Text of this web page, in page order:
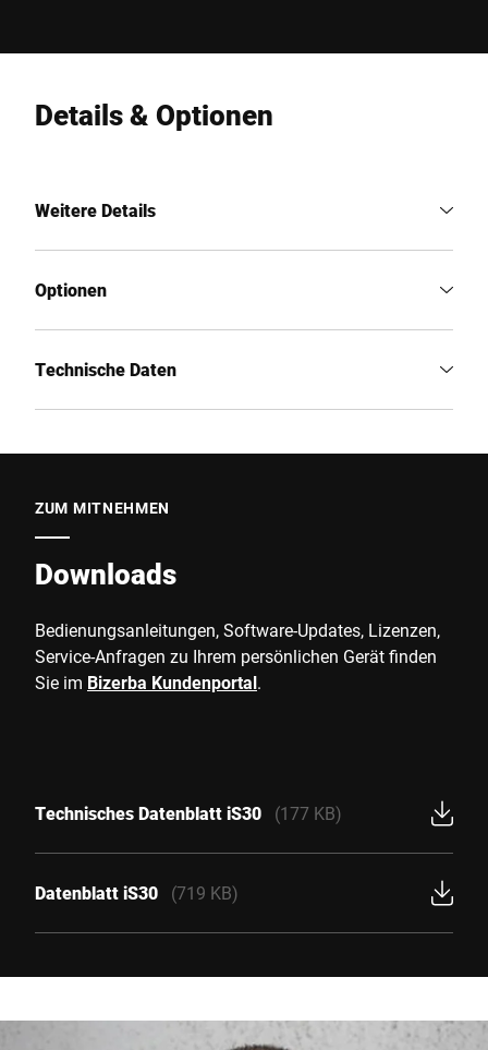
Details & Optionen
Weitere Details
Optionen
Technische Daten
ZUM MITNEHMEN
Downloads
Bedienungsanleitungen, Software-Updates, Lizenzen,
Service-Anfragen zu Ihrem persönlichen Gerät finden
Sie im Bizerba Kundenportal.
Technisches Datenblatt iS30 (177 KB)
Datenblatt iS30 (719 KB)